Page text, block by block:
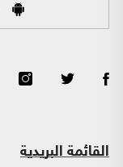
القائمة البريدية